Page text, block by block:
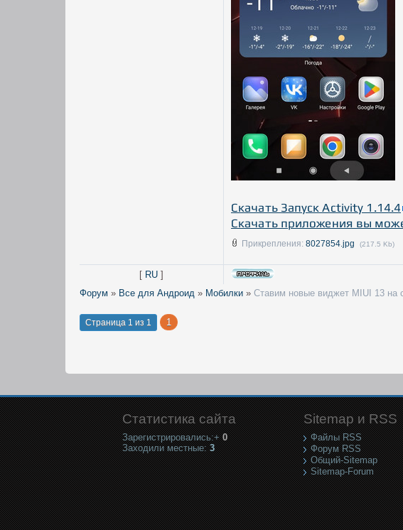
Скачать Запуск Activity 1.14.4
Скачать приложения вы
Прикрепления: 8027854.jpg (217.5 Kb)
[ RU ]
Форум » Все для Андроид » Мобилки » Ставим новые виджет MIUI 13 на
Страница 1 из 1 1
Статистика сайта
Зарегистрировались:+ 0
Заходили местные: 3
Sitemap и RSS
Файлы RSS
Форум RSS
Общий-Sitemap
Sitemap-Forum